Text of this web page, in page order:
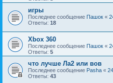
игры
Последнее сообщение Пашок «
Ответы: 18
Xbox 360
Последнее сообщение Пашок «
Ответы: 5
что лучше Ла2 или вов
Последнее сообщение Pasha «
Ответы: 43